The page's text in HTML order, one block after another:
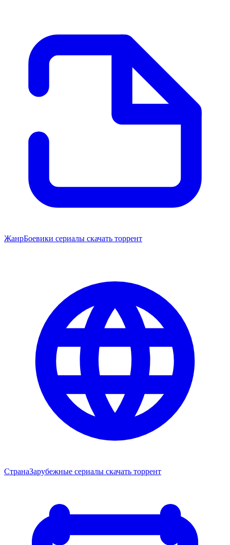
ЖанрБоевики сериалы скачать торрент
СтранаЗарубежные сериалы скачать торрент